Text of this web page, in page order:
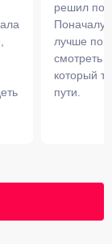
решил
Поначалу
лучше
смотреть
который
пути.